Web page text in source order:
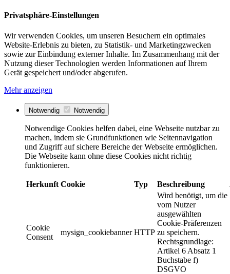
Privatsphäre-Einstellungen
Wir verwenden Cookies, um unseren Besuchern ein optimales
Website-Erlebnis zu bieten, zu Statistik- und Marketingzwecken
sowie zur Einbindung externer Inhalte. Im Zusammenhang mit der
Nutzung dieser Technologien werden Informationen auf Ihrem
Gerät gespeichert und/oder abgerufen.
Mehr anzeigen
Notwendig Notwendig
Notwendige Cookies helfen dabei, eine Webseite nutzbar zu
machen, indem sie Grundfunktionen wie Seitennavigation
und Zugriff auf sichere Bereiche der Webseite ermöglichen.
Die Webseite kann ohne diese Cookies nicht richtig
funktionieren.
Herkunft Cookie Typ Beschreibung
Cookie
Consent
mysign_cookiebanner HTTP
Wird benötigt, um die
vom Nutzer
ausgewählten
Cookie-Präferenzen
zu speichern.
Rechtsgrundlage:
Artikel 6 Absatz 1
Buchstabe f)
DSGVO